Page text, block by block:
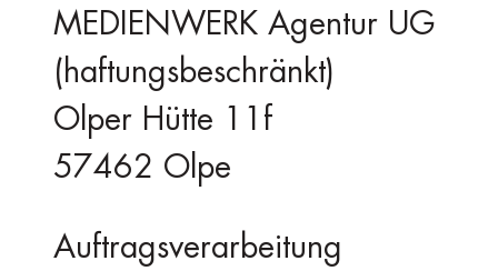
MEDIENWERK Agentur UG
(haftungsbeschränkt)
Olper Hütte 11f
57462 Olpe
Auftragsverarbeitung